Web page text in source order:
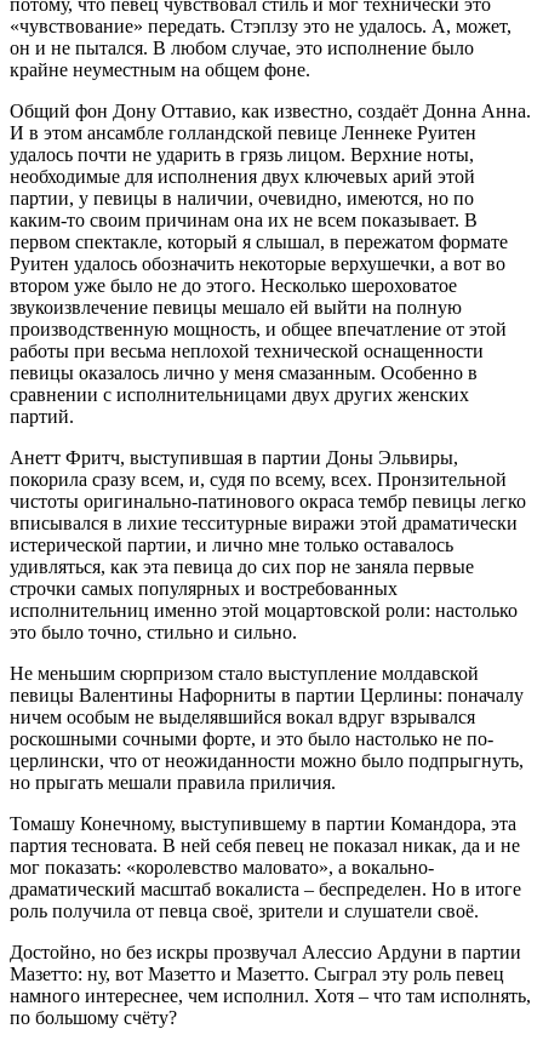
«чувствование» передать. Стэплзу это не удалось. А, может,
он и не пытался. В любом случае, это исполнение было
крайне неуместным на общем фоне.
Общий фон Дону Оттавио, как известно, создаёт Донна Анна.
И в этом ансамбле голландской певице Леннеке Руитен
удалось почти не ударить в грязь лицом. Верхние ноты,
необходимые для исполнения двух ключевых арий этой
партии, у певицы в наличии, очевидно, имеются, но по
каким-то своим причинам она их не всем показывает. В
первом спектакле, который я слышал, в пережатом формате
Руитен удалось обозначить некоторые верхушечки, а вот во
втором уже было не до этого. Несколько шероховатое
звукоизвлечение певицы мешало ей выйти на полную
производственную мощность, и общее впечатление от этой
работы при весьма неплохой технической оснащенности
певицы оказалось лично у меня смазанным. Особенно в
сравнении с исполнительницами двух других женских
партий.
Анетт Фритч, выступившая в партии Доны Эльвиры,
покорила сразу всем, и, судя по всему, всех. Пронзительной
чистоты оригинально-патинового окраса тембр певицы легко
вписывался в лихие тесситурные виражи этой драматически
истерической партии, и лично мне только оставалось
удивляться, как эта певица до сих пор не заняла первые
строчки самых популярных и востребованных
исполнительниц именно этой моцартовской роли: настолько
это было точно, стильно и сильно.
Не меньшим сюрпризом стало выступление молдавской
певицы Валентины Нафорниты в партии Церлины: поначалу
ничем особым не выделявшийся вокал вдруг взрывался
роскошными сочными форте, и это было настолько не по-
церлински, что от неожиданности можно было подпрыгнуть,
но прыгать мешали правила приличия.
Томашу Конечному, выступившему в партии Командора, эта
партия тесновата. В ней себя певец не показал никак, да и не
мог показать: «королевство маловато», а вокально-
драматический масштаб вокалиста – беспределен. Но в итоге
роль получила от певца своё, зрители и слушатели своё.
Достойно, но без искры прозвучал Алессио Ардуни в партии
Мазетто: ну, вот Мазетто и Мазетто. Сыграл эту роль певец
намного интереснее, чем исполнил. Хотя – что там исполнять,
по большому счёту?